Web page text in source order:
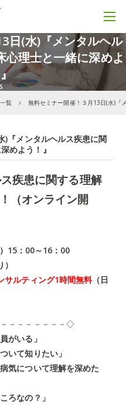
日(水)『メンタルヘル
心理士と一緒に深めよ
覧 無料セミナー開催！３月13日(水)『
)『メンタルヘルス疾患に関
めよう！』
疾患に関する理解
（オンライン開
15：00～16：00
サルティング1時間無料（日
－－－－－－－◇
がいる」
いて知りたい」
気について理解を深めた
ろなの？」